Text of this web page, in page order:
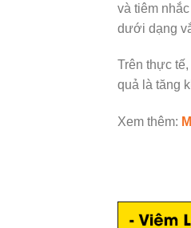
và tiêm
dưới dạng
Trên thực
quả là tăng
Xem thêm: